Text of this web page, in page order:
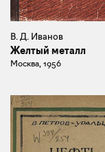
В. Д. Иванов
Желтый металл
Москва, 1956